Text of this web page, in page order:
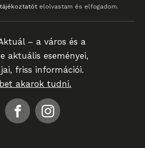
elolvastam és elfogadom.
– a város és a
aktuális eseményei,
friss információi.
akarok tudni.